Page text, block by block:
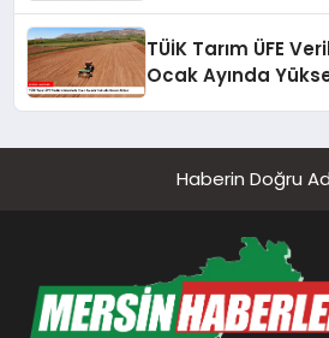
TÜİK Tarım ÜFE
Ocak Ayında
Haberin Doğru